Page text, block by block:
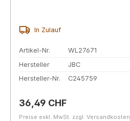
In Zulauf
Artikel-Nr.
WL27671
Hersteller
JBC
Hersteller-Nr.
C245759
Regulärer Preis:
36,49 CHF
Preise exkl. MwSt. zzgl. Versandkosten